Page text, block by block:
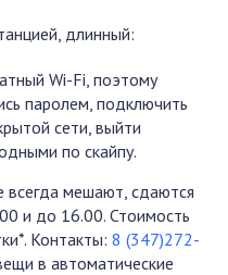
длинный:
Wi-Fi, поэтому
паролем, подключить
сети, выйти
по скайпу.
всегда мешают, сдаются
и до 16.00. Стоимость
Контакты: 8 (347)272-
в автоматические